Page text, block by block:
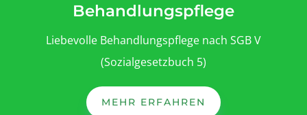
Behandlungspflege
Liebevolle Behandlungspflege nach SGB V
(Sozialgesetzbuch 5)
MEHR ERFAHREN